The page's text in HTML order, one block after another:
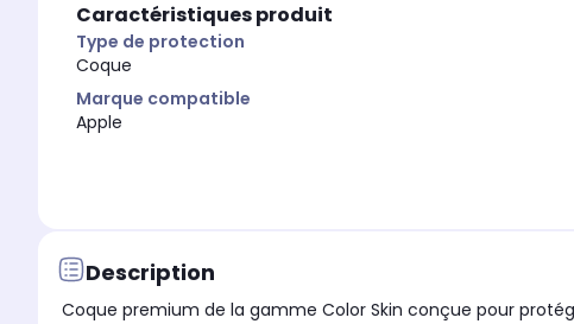
Coloris extérieur
Kaki
Caractéristiques produit
Type de protection
Coque
Marque compatible
Apple
Description
Coque premium de la gamme Color Skin conçue pour